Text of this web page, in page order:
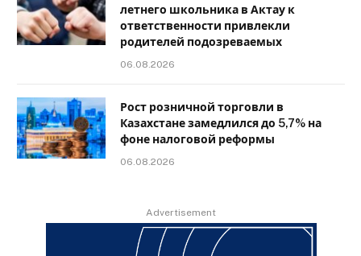
летнего школьника в Актау к
ответственности привлекли
родителей подозреваемых
06.08.2026
Рост розничной торговли в
Казахстане замедлился до 5,7% на
фоне налоговой реформы
06.08.2026
Advertisement